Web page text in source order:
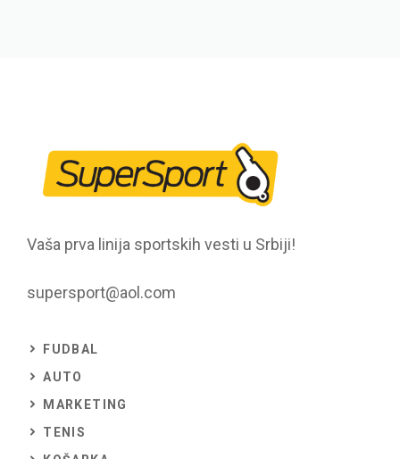
Vaša prva linija sportskih vesti u Srbiji!
supersport@aol.com
FUDBAL
AUTO
MARKETING
TENIS